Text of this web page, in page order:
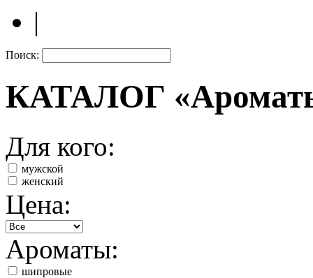
|
Поиск:
КАТАЛОГ
Для кого:
мужской
женский
Цена:
Ароматы:
шипровые